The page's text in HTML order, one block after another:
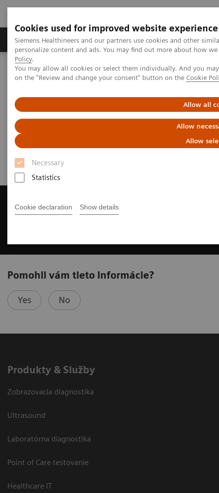
Cookies used for improved website experience
Siemens Healthineers and our partners use cookies and other
personalize content and ads. You may find out more about how
Policy.
You may allow all cookies or select them individually. And you
on the "Review and change your consent" button on the Cookie
Allow all
Allow
Allow
Necessary
Statistics
Cookie declaration Show details
Produkty a služby Podpora & Dokumentácia
Siemens Healthineers Slovakia
Zobrazovacia diagnostika
Magnetic Resonance Imaging
Get a Recommendation for your
MRI System
Pomohli vám tieto informácie?
Yes No
Produkty & Služby
Zobrazovacia diagnostika
Ultrasound
Laboratórna diagnostika
Point of Care testovanie
Healthcare IT